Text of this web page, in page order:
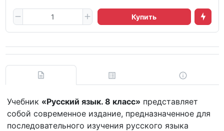
Купить
Учебник «Русский язык. 8 класс» представляет
собой современное издание, предназначенное для
последовательного изучения русского языка